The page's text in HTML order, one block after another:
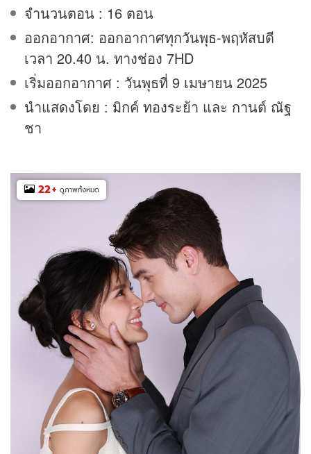
จำนวนตอน : 16 ตอน
ออกอากาศ: ออกอากาศทุกวันพุธ-พฤหัสบดี
เวลา 20.40 น. ทางช่อง 7HD
เริ่มออกอากาศ : วันพุธที่ 9 เมษายน 2025
นำแสดงโดย : มิกค์ ทองระย้า และ กานต์ ณัฐ
ชา
22+ ดูภาพทั้งหมด